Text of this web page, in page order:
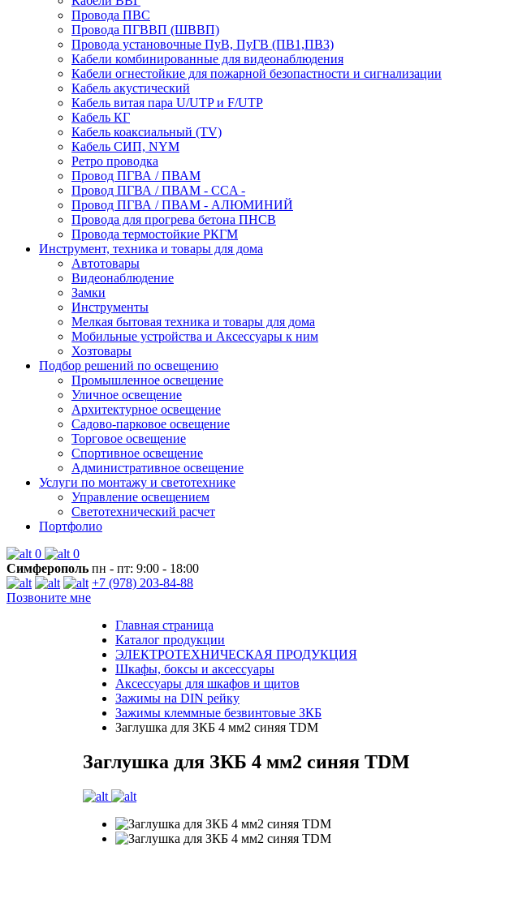
Провода ПВС
Провода ПГВВП (ШВВП)
Провода установочные ПуВ, ПуГВ (ПВ1,ПВ3)
Кабели комбинированные для видеонаблюдения
Кабели огнестойкие для пожарной безопастности и сигнализации
Кабель акустический
Кабель витая пара U/UTP и F/UTP
Кабель КГ
Кабель коаксиальный (TV)
Кабель СИП, NYM
Ретро проводка
Провод ПГВА / ПВАМ
Провод ПГВА / ПВАМ - CCA -
Провод ПГВА / ПВАМ - АЛЮМИНИЙ
Провода для прогрева бетона ПНСВ
Провода термостойкие РКГМ
Инструмент, техника и товары для дома
Автотовары
Видеонаблюдение
Замки
Инструменты
Мелкая бытовая техника и товары для дома
Мобильные устройства и Аксессуары к ним
Хозтовары
Подбор решений по освещению
Промышленное освещение
Уличное освещение
Архитектурное освещение
Садово-парковое освещение
Торговое освещение
Спортивное освещение
Административное освещение
Услуги по монтажу и светотехнике
Управление освещением
Светотехнический расчет
Портфолио
0
0
Симферополь пн - пт: 9:00 - 18:00
+7 (978) 203-84-88
Позвоните мне
Главная страница
Каталог продукции
ЭЛЕКТРОТЕХНИЧЕСКАЯ ПРОДУКЦИЯ
Шкафы, боксы и аксессуары
Аксессуары для шкафов и щитов
Зажимы на DIN рейку
Зажимы клеммные безвинтовые ЗКБ
Заглушка для ЗКБ 4 мм2 синяя TDM
Заглушка для ЗКБ 4 мм2 синяя TDM